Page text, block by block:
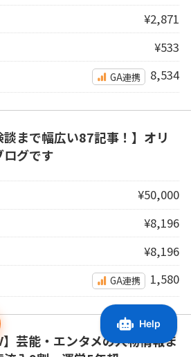
¥2,871
¥533
GA連携 8,534
談まで幅広い87記事！】オリ
グです
¥50,000
¥8,196
¥8,196
GA連携 1,580
芸能・エンタメの人物情報ま